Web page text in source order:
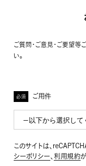
ご質問・ご意見・ご要望等
い。
必須 ご用件
このサイトは、
シーポリシー、 利用規約